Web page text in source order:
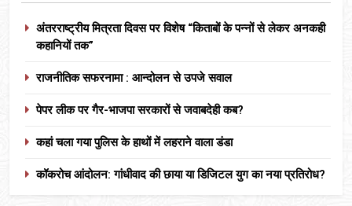
अंतरराष्ट्रीय मित्रता दिवस पर विशेष “किताबों के पन्नों से लेकर अनकही
कहानियों तक”
राजनीतिक सफरनामा : आन्दोलन से उपजे सवाल
पेपर लीक पर गैर-भाजपा सरकारों से जवाबदेही कब?
कहां चला गया पुलिस के हाथों में लहराने वाला डंडा
कॉकरोच आंदोलन: गांधीवाद की छाया या डिजिटल युग का नया प्रतिरोध?